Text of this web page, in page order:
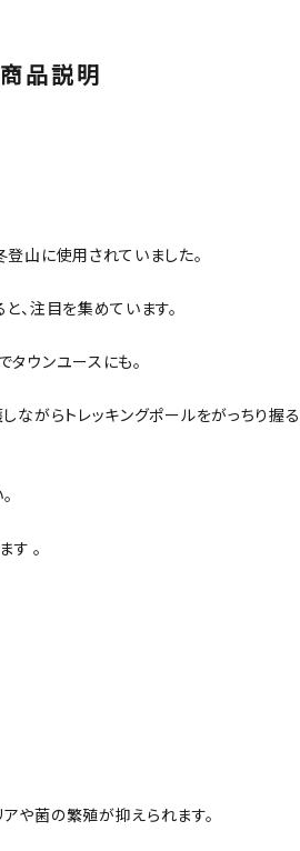
商品説明
山に使用されていました。
、注目を集めています。
ウンユースにも。
ながらトレッキングポールをがっちり握る
。
や菌の繁殖が抑えられます。